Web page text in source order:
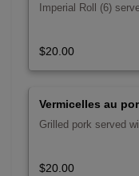
Imperial Roll (6)
$20.00
Vermicelles au
Grilled pork served
$20.00